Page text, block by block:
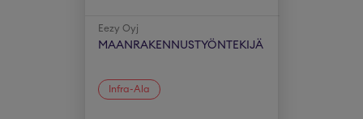
Eezy Oyj
MAANRAKENNUSTYÖNTEKIJÄ
Infra-Ala